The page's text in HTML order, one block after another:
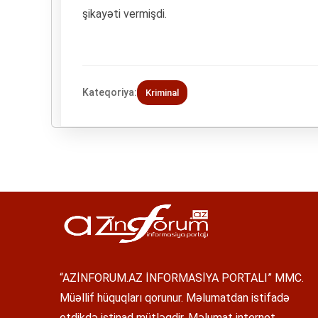
şikayəti vermişdi.
Kateqoriya: Kriminal
“AZİNFORUM.AZ İNFORMASİYA PORTALI” MMC.
Müəllif hüquqları qorunur. Məlumatdan istifadə